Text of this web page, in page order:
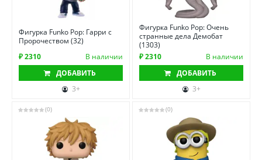
Фигурка Funko Pop: Гарри с
Пророчеством (32)
₽ 2310
В наличии
ДОБАВИТЬ
3+
Фигурка Funko Pop: Очень
странные дела Демобат
(1303)
₽ 2310
В наличии
ДОБАВИТЬ
3+
(0) (0)